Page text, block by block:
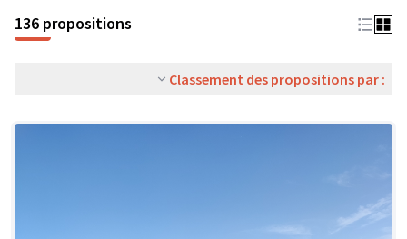
136 propositions
Classement des propositions par :